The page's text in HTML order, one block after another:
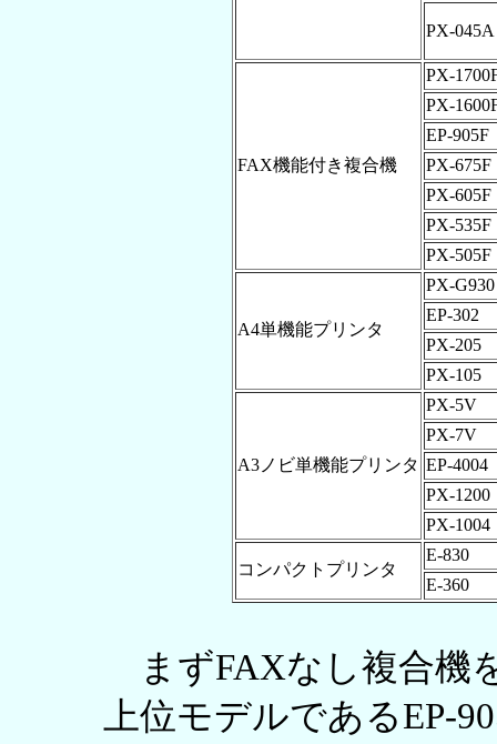
PX-045A
FAX機能付き複合機
PX-
PX-
EP-905F
PX-675F
PX-605F
PX-535F
PX-505F
A4単機能プリンタ
PX-G930
EP-302
PX-205
PX-105
A3ノビ単機能プリンタ
PX-5V
PX-7V
EP-4004
PX-1200
PX-1004
コンパクトプリンタ
E-830
E-360
まずFAXなし複合機
上位モデルであるEP-